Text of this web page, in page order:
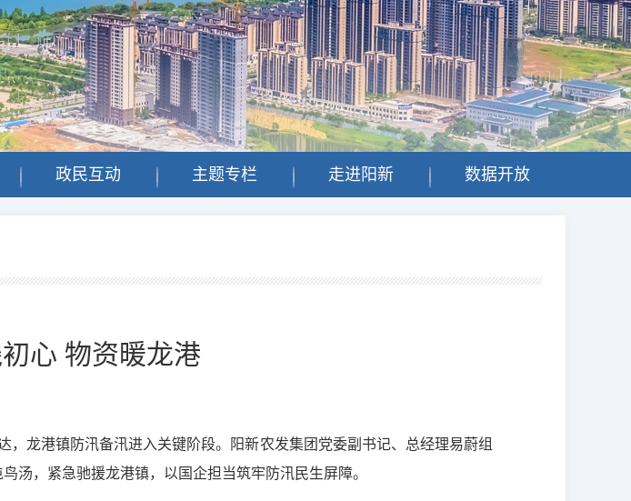
政民互动 主题专栏 走进阳新 数据开放
心 物资暖龙港
龙港镇防汛备汛进入关键阶段。阳新农发集团党委副书记、总经理易蔚组
汤，紧急驰援龙港镇，以国企担当筑牢防汛民生屏障。